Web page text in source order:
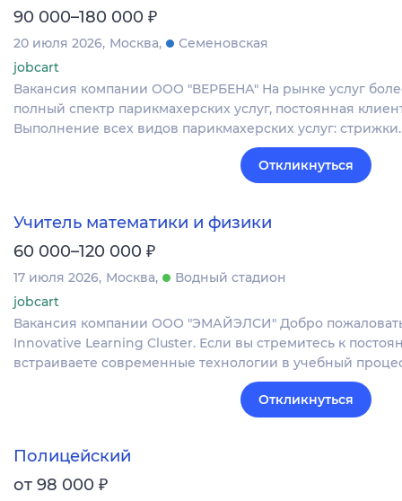
90 000–180 000 ₽
20 июля 2026 Москва
Семеновская
jobcart
Вакансия компании ООО "ВЕРБЕНА" На рынке услуг
полный спектр парикмахерских услуг, постоянная
Выполнение всех видов парикмахерских услуг:
Откликнуться
Учитель математики и физики
60 000–120 000 ₽
17 июля 2026 Москва
Водный стадион
jobcart
Вакансия компании ООО "ЭМАЙЭЛСИ" Добро
Innovative Learning Cluster. Если вы стремитесь к
встраиваете современные технологии в учебный
Откликнуться
Полицейский
от 98 000 ₽